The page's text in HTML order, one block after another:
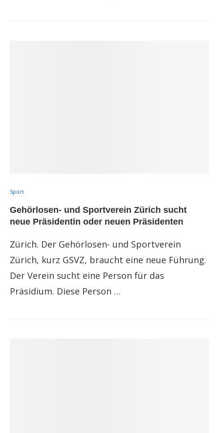
Sport
Gehörlosen- und Sportverein Zürich sucht
neue Präsidentin oder neuen Präsidenten
Zürich. Der Gehörlosen- und Sportverein
Zürich, kurz GSVZ, braucht eine neue Führung.
Der Verein sucht eine Person für das
Präsidium. Diese Person …